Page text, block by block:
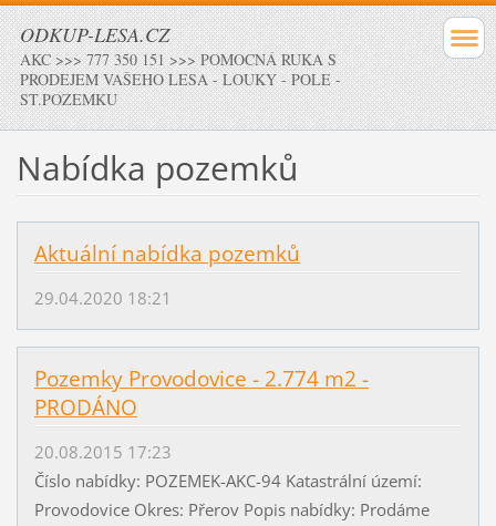
ODKUP-LESA.CZ
AKC >>> 777 350 151 >>> POMOCNÁ RUKA S
PRODEJEM VAŠEHO LESA - LOUKY - POLE -
ST.POZEMKU
Nabídka pozemků
Aktuální nabídka pozemků
29.04.2020 18:21
Pozemky Provodovice - 2.774 m2 -
PRODÁNO
20.08.2015 17:23
Číslo nabídky: POZEMEK-AKC-94 Katastrální území:
Provodovice Okres: Přerov Popis nabídky: Prodáme